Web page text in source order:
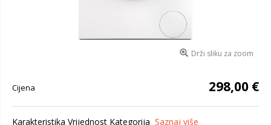
Drži sliku za zoom
Cijena 298,00 €
Karakteristika Vrijednost Kategorija Saznaj više